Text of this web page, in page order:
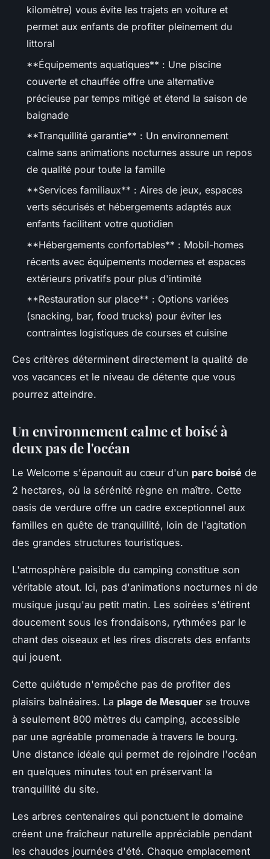
kilomètre) vous évite les trajets en voiture et
permet aux enfants de profiter pleinement du
littoral
**Équipements aquatiques** : Une piscine
couverte et chauffée offre une alternative
précieuse par temps mitigé et étend la saison de
baignade
**Tranquillité garantie** : Un environnement
calme sans animations nocturnes assure un repos
de qualité pour toute la famille
**Services familiaux** : Aires de jeux, espaces
verts sécurisés et hébergements adaptés aux
enfants facilitent votre quotidien
**Hébergements confortables** : Mobil-homes
récents avec équipements modernes et espaces
extérieurs privatifs pour plus d'intimité
**Restauration sur place** : Options variées
(snacking, bar, food trucks) pour éviter les
contraintes logistiques de courses et cuisine
Ces critères déterminent directement la qualité de
vos vacances et le niveau de détente que vous
pourrez atteindre.
Un environnement calme et boisé à
deux pas de l'océan
Le Welcome s'épanouit au cœur d'un parc boisé de
2 hectares, où la sérénité règne en maître. Cette
oasis de verdure offre un cadre exceptionnel aux
familles en quête de tranquillité, loin de l'agitation
des grandes structures touristiques.
L'atmosphère paisible du camping constitue son
véritable atout. Ici, pas d'animations nocturnes ni de
musique jusqu'au petit matin. Les soirées s'étirent
doucement sous les frondaisons, rythmées par le
chant des oiseaux et les rires discrets des enfants
qui jouent.
Cette quiétude n'empêche pas de profiter des
plaisirs balnéaires. La plage de Mesquer se trouve
à seulement 800 mètres du camping, accessible
par une agréable promenade à travers le bourg.
Une distance idéale qui permet de rejoindre l'océan
en quelques minutes tout en préservant la
tranquillité du site.
Les arbres centenaires qui ponctuent le domaine
créent une fraîcheur naturelle appréciable pendant
les chaudes journées d'été. Chaque emplacement